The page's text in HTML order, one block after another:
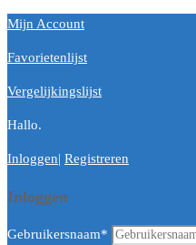
Mijn Account
Favorietenlijst
Vergelijkingslijst
Hallo.
Inloggen| Registreren
Inloggen
Gebruikersnaam*